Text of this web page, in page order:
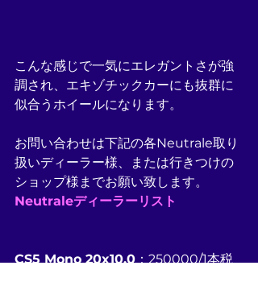
こんな感じで一気にエレガントさが強
調され、エキゾチックカーにも抜群に
似合うホイールになります。
お問い合わせは下記の各Neutrale取り
扱いディーラー様、または行きつけの
ショップ様までお願い致します。
Neutraleディーラーリスト
CS5 Mono 20x10.0：250000/1本税